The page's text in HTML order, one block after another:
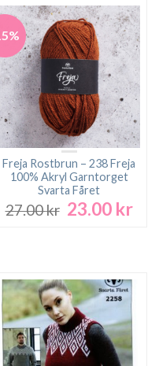
Freja Rostbrun – 238 Freja
100% Akryl Garntorget
Svarta Fåret
27.00kr Det
23.00 krDet